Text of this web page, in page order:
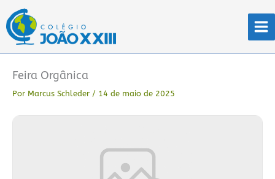
para
conteúdo
Feira Orgânica
Por Marcus Schleder / 14 de maio de 2025